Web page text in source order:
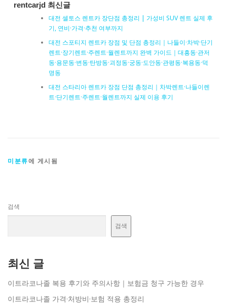
rentcarjd 최신글
대전 셀토스 렌트카 장단점 총정리 | 가성비 SUV 렌트 실제 후
기, 연비·가격·추천 여부까지
대전 스포티지 렌트카 장점 및 단점 총정리｜나들이·차박·단기
렌트·장기렌트·주렌트·월렌트까지 완벽 가이드｜대흥동·관저
동·용문동·변동·탄방동·괴정동·궁동·도안동·관평동·복용동·덕
명동
대전 스타리아 렌트카 장점 단점 총정리｜차박렌트·나들이렌
트·단기렌트·주렌트·월렌트까지 실제 이용 후기
미분류에 게시됨
검색
검색
최신 글
이트라코나졸 복용 후기와 주의사항｜보험금 청구 가능한 경우
이트라코나졸 가격·처방비·보험 적용 총정리